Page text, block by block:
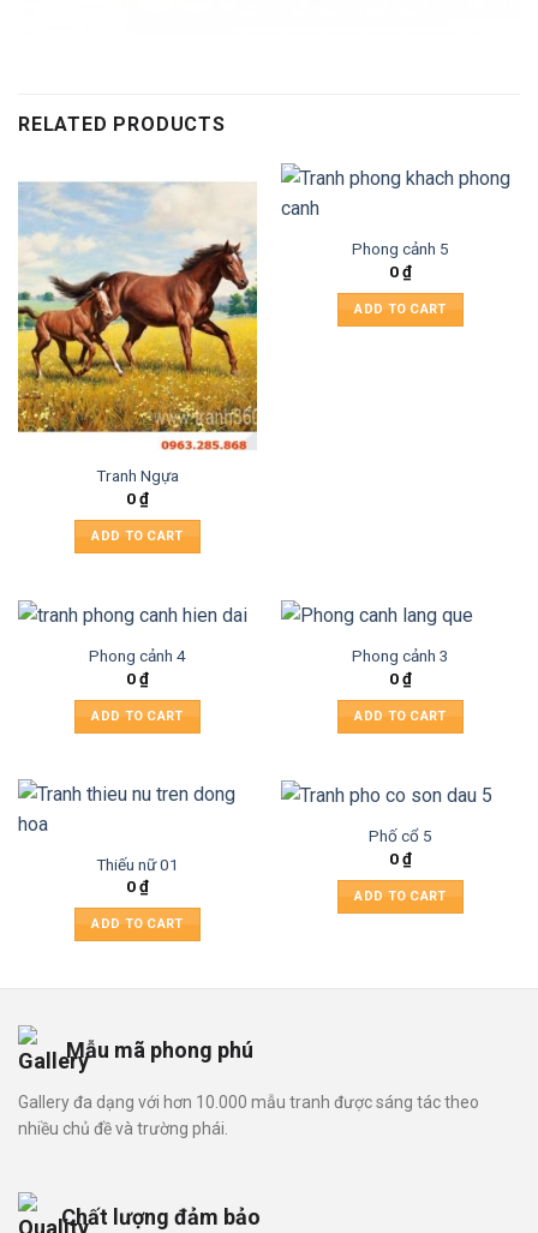
RELATED PRODUCTS
Tranh Ngựa
0₫
ADD TO CART
Phong cảnh 5
0₫
ADD TO CART
Phong cảnh 4
0₫
ADD TO CART
Phong cảnh 3
0₫
ADD TO CART
Thiếu nữ 01
0₫
ADD TO CART
Phố cổ 5
0₫
ADD TO CART
Mẫu mã phong phú
Gallery đa dạng với hơn 10.000 mẫu tranh được sáng tác theo
nhiều chủ đề và trường phái.
Chất lượng đảm bảo